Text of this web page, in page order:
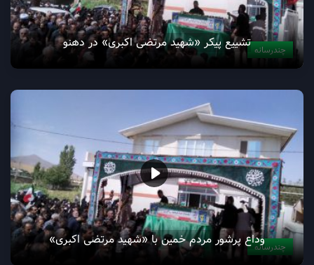
چندرسانه تشییع پیکر «شهید مرتضی اکبری» در دهنو
چندرسانهوداع پرشور مردم خمین با «شهید مرتضی اکبری»